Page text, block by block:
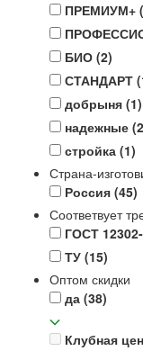
ПРЕМИУМ+
БИО (2)
СТАНДАРТ
добрыня (1)
надежные
стройка (1)
Страна-
Россия (45)
Соответвует
ГОСТ
ТУ (15)
Оптом скидки
да (38)
Клубная